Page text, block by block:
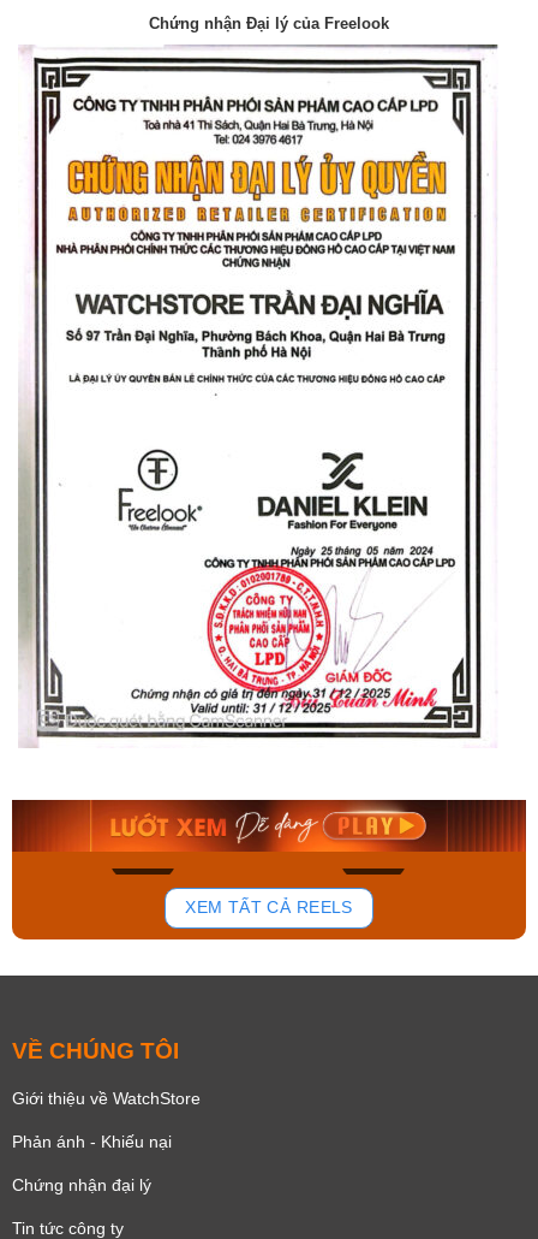
Chứng nhận Đại lý của Freelook
168
Orient Nam RA-
Mua ngay
Casio Nam MTS-
Mua ngay
XEM TẤT CẢ REELS
VỀ CHÚNG TÔI
Giới thiệu về WatchStore
Phản ánh - Khiếu nại
Chứng nhận đại lý
Tin tức công ty